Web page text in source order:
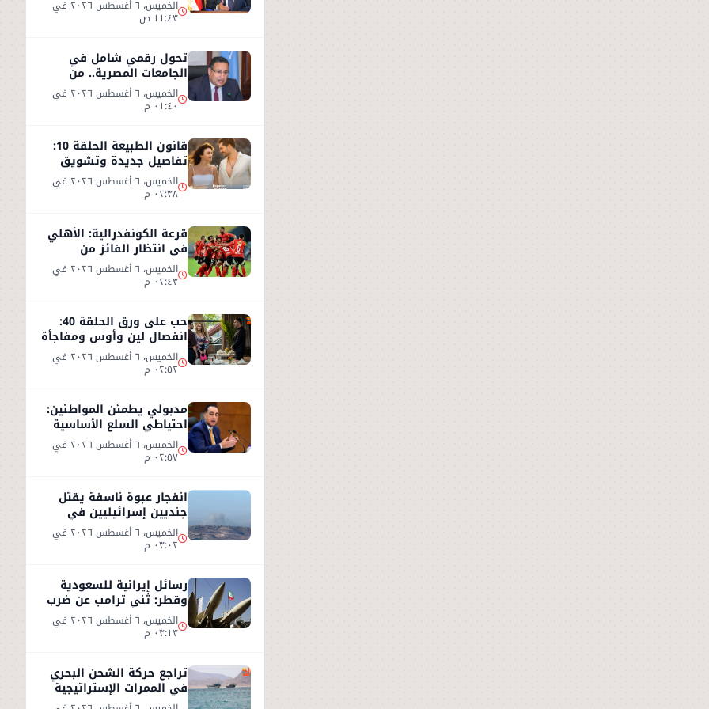
العين السخنة الخميس، ٦ أغسطس ٢٠٢٦ في
١١:٤٣ ص
تحول رقمي شامل في
الجامعات المصرية.. من
البنية التكنولوجية إلى
التعليم الذكي الخميس، ٦ أغسطس ٢٠٢٦ في
٠١:٤٠ م
قانون الطبيعة الحلقة 10:
تفاصيل جديدة وتشويق
بعد نهاية مشوقة للحلقة 9
الخميس، ٦ أغسطس ٢٠٢٦ في
٠٢:٣٨ م
قرعة الكونفدرالية: الأهلي
في انتظار الفائز من
مقديشو سيتي وكيتاراالخميس، ٦ أغسطس ٢٠٢٦ في
٠٢:٤٣ م
حب على ورق الحلقة 40:
انفصال لين وأوس ومفاجأة
جديدة داخل الشركة الخميس، ٦ أغسطس ٢٠٢٦ في
٠٢:٥٢ م
مدبولي يطمئن المواطنين:
احتياطي السلع الأساسية
آمن ويغطي الاستهلاك
لعام كامل الخميس، ٦ أغسطس ٢٠٢٦ في
٠٢:٥٧ م
انفجار عبوة ناسفة يقتل
جنديين إسرائيليين في
جنوب لبنان وردود فعل
متباينة الخميس، ٦ أغسطس ٢٠٢٦ في
٠٣:٠٢ م
رسائل إيرانية للسعودية
وقطر: ثني ترامب عن ضرب
إيران أو سنرد على الخليج
الخميس، ٦ أغسطس ٢٠٢٦ في
٠٣:١٣ م
تراجع حركة الشحن البحري
في الممرات الإستراتيجية
وسط تصعيد أمني